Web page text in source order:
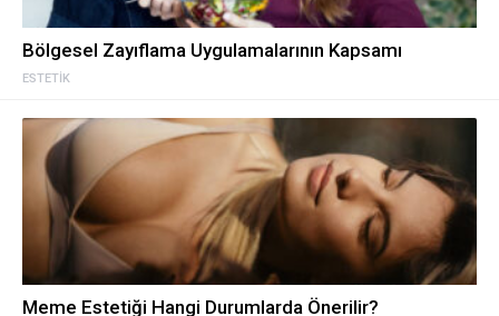
ESTETIK
Bölgesel Zayıflama Uygulamalarının Kapsamı
Meme Estetiği Hangi Durumlarda Önerilir?